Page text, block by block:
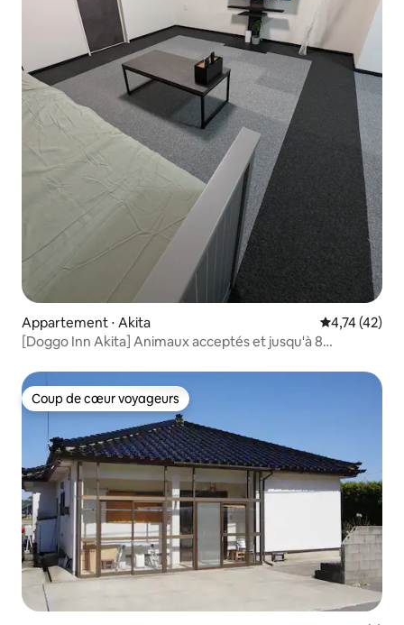
Appartement ⋅ Akita Évaluation
4,74 (42)
[Doggo Inn Akita] Animaux acceptés et jusqu'à 8
quartier commerçant
Coup de cœur voyageurs
Coup de cœur voyageurs